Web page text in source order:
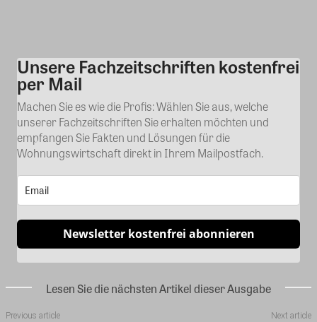
Kommentar
Unsere Fachzeitschriften kostenfrei
per Mail
Machen Sie es wie die Profis: Wählen Sie aus, welche
unserer Fachzeitschriften Sie erhalten möchten und
empfangen Sie Fakten und Lösungen für die
Wohnungswirtschaft direkt in Ihrem Mailpostfach.
Newsletter kostenfrei abonnieren
Lesen Sie die nächsten Artikel dieser Ausgabe
Previous article Next article